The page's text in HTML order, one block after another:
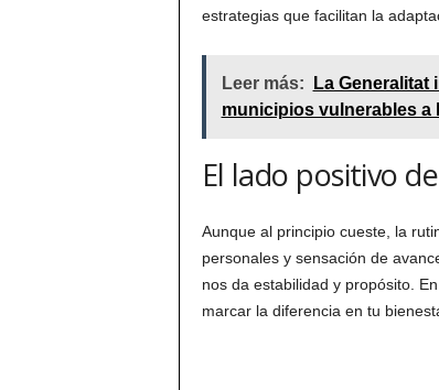
estrategias que facilitan la
Leer más:
La Generalitat
municipios vulnerables a
El lado positivo
Aunque al principio cueste, la
personales y sensación de
nos da estabilidad y propósito.
marcar la diferencia en tu